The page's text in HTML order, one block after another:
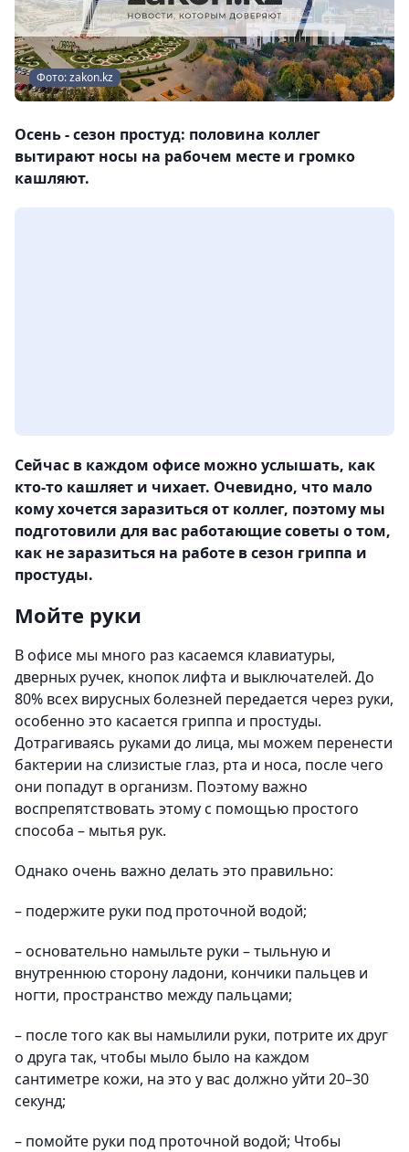
Фото: zakon.kz
Осень - сезон простуд: половина коллег
вытирают носы на рабочем месте и громко
кашляют.
Сейчас в каждом офисе можно услышать, как
кто-то кашляет и чихает. Очевидно, что мало
кому хочется заразиться от коллег, поэтому мы
подготовили для вас работающие советы о том,
как не заразиться на работе в сезон гриппа и
простуды.
Мойте руки
В офисе мы много раз касаемся клавиатуры,
дверных ручек, кнопок лифта и выключателей. До
80% всех вирусных болезней передается через руки,
особенно это касается гриппа и простуды.
Дотрагиваясь руками до лица, мы можем перенести
бактерии на слизистые глаз, рта и носа, после чего
они попадут в организм. Поэтому важно
воспрепятствовать этому с помощью простого
способа – мытья рук.
Однако очень важно делать это правильно:
– подержите руки под проточной водой;
– основательно намыльте руки – тыльную и
внутреннюю сторону ладони, кончики пальцев и
ногти, пространство между пальцами;
– после того как вы намылили руки, потрите их друг
о друга так, чтобы мыло было на каждом
сантиметре кожи, на это у вас должно уйти 20–30
секунд;
– помойте руки под проточной водой; Чтобы